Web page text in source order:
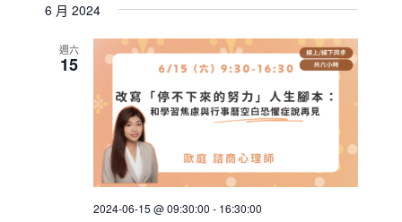
6 月 2024
週六
15
2024-06-15 @ 09:30:00 - 16:30:00